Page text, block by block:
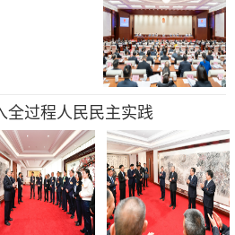
全过程人民民主实践